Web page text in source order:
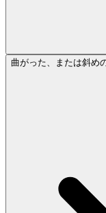
曲がった、または斜め